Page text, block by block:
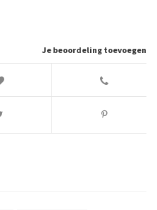
Je beoordeling toevoegen